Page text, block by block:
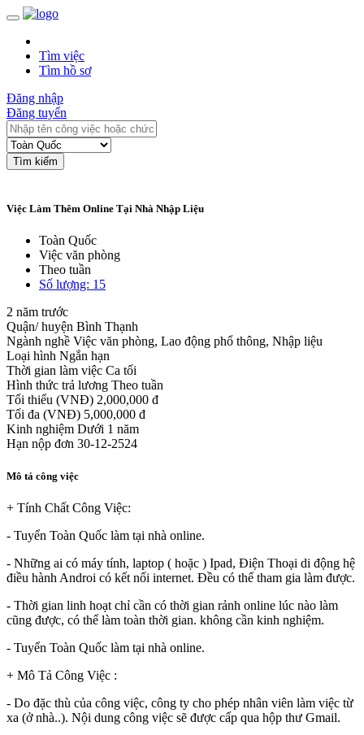
Tìm việc
Tìm hồ sơ
Đăng nhập
Đăng tuyển
Tìm kiếm
Việc Làm Thêm Online Tại Nhà Nhập Liệu
Toàn Quốc
Việc văn phòng
Theo tuần
Số lượng: 15
2 năm trước
Quận/ huyện Bình Thạnh
Ngành nghề Việc văn phòng, Lao động phổ thông, Nhập liệu
Loại hình Ngắn hạn
Thời gian làm việc Ca tối
Hình thức trả lương Theo tuần
Tối thiểu (VNĐ) 2,000,000 đ
Tối đa (VNĐ) 5,000,000 đ
Kinh nghiệm Dưới 1 năm
Hạn nộp đơn 30-12-2524
Mô tả công việc
+ Tính Chất Công Việc:
- Tuyển Toàn Quốc làm tại nhà online.
- Những ai có máy tính, laptop ( hoặc ) Ipad, Điện Thoại di động hệ
điều hành Androi có kết nối internet. Đều có thể tham gia làm được.
- Thời gian linh hoạt chỉ cần có thời gian rảnh online lúc nào làm
cũng được, có thể làm toàn thời gian. không cần kinh nghiệm.
- Tuyển Toàn Quốc làm tại nhà online.
+ Mô Tả Công Việc :
- Do đặc thù của công việc, công ty cho phép nhân viên làm việc từ
xa (ở nhà..). Nội dung công việc sẽ được cấp qua hộp thư Gmail.